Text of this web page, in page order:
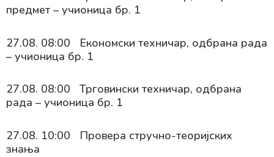
предмет – учионица бр. 1
27.08. 08:00 Економски техничар, одбрана рада
– учионица бр. 1
27.08. 08:00 Трговински техничар, одбрана
рада – учионица бр. 1
27.08. 10:00 Провера стручно-теоријских
знања